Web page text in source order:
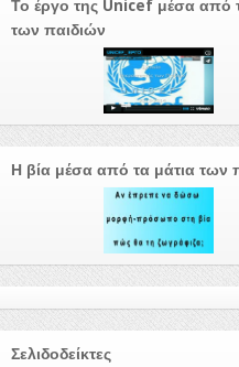
Το έργο της Unicef μέσα από
των παιδιών
Η βία μέσα από τα μάτια των
Σελιδοδείκτες